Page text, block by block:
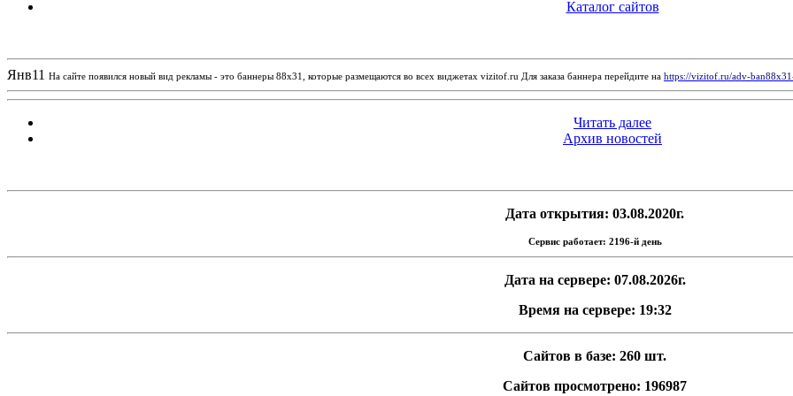
Каталог сайтов
Янв11 На сайте появился новый вид рекламы - это баннеры 88х31, которые размещаются во всех виджетах vizitof.ru Для заказа баннера перейдите на https://vizitof.ru/adv-
Читать далее
Архив новостей
Дата открытия: 03.08.2020г.
Сервис работает: 2196-й день
Дата на сервере: 07.08.2026г.
Время на сервере: 19:32
Сайтов в базе: 260 шт.
Сайтов просмотрено: 196987